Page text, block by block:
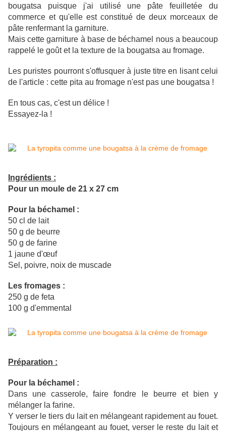
bougatsa puisque j'ai utilisé une pâte feuilletée du
commerce et qu'elle est constitué de deux morceaux de
pâte renfermant la garniture.
Mais cette garniture à base de béchamel nous a beaucoup
rappelé le goût et la texture de la bougatsa au fromage.
​​​​​​Les puristes pourront s'offusquer à juste titre en lisant celui
de l'article : cette pita au fromage n'est pas une bougatsa !
En tous cas, c'est un délice !
Essayez-la !
Ingrédients :
Pour un moule de 21 x 27 cm
Pour la béchamel :
50 cl de lait
50 g de beurre
50 g de farine
1 jaune d'œuf
Sel, poivre, noix de muscade
Les fromages :
250 g de feta
100 g d'emmental
Préparation :
Pour la béchamel :
Dans une casserole, faire fondre le beurre et bien y
mélanger la farine.
Y verser le tiers du lait en mélangeant rapidement au fouet.
Toujours en mélangeant au fouet, verser le reste du lait et